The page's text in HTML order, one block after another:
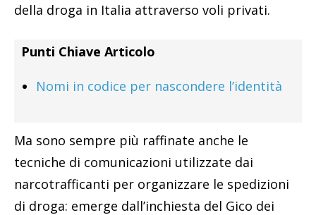
della droga in Italia attraverso voli privati.
Punti Chiave Articolo
Nomi in codice per nascondere l’identità
Ma sono sempre più raffinate anche le
tecniche di comunicazioni utilizzate dai
narcotrafficanti per organizzare le spedizioni
di droga: emerge dall’inchiesta del Gico dei